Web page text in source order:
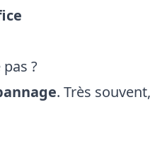
?
. Très